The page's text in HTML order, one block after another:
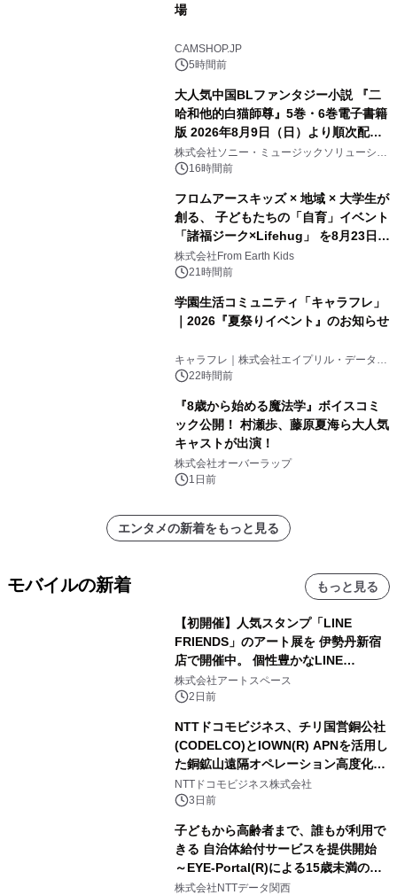
場
CAMSHOP.JP
5時間前
大人気中国BLファンタジー小説 『二
哈和他的白猫師尊』5巻・6巻電子書籍
版 2026年8月9日（日）より順次配信
開始
株式会社ソニー・ミュージックソリューショ
ンズ16時間前
フロムアースキッズ × 地域 × 大学生が
創る、 子どもたちの「自育」イベント
「諸福ジーク×Lifehug」 を8月23日
(日)開催
株式会社From Earth Kids
21時間前
学園生活コミュニティ「キャラフレ」
｜2026『夏祭りイベント』のお知らせ
キャラフレ｜株式会社エイプリル・データ・
デザインズ
22時間前
『8歳から始める魔法学』ボイスコミ
ック公開！ 村瀬歩、藤原夏海ら大人気
キャストが出演！
株式会社オーバーラップ
1日前
エンタメの新着をもっと見る
モバイルの新着 もっと見る
【初開催】人気スタンプ「LINE
FRIENDS」のアート展を 伊勢丹新宿
店で開催中。 個性豊かなLINE
FRIENDSの仲間たちが インテリアア
ートとして新たな魅力を発信。
株式会社アートスペース
2日前
NTTドコモビジネス、チリ国営銅公社
(CODELCO)とIOWN(R) APNを活用し
た銅鉱山遠隔オペレーション高度化に
向けた調査・実証を開始
NTTドコモビジネス株式会社
3日前
子どもから高齢者まで、誰もが利用で
きる 自治体給付サービスを提供開始
～EYE-Portal(R)による15歳未満の本
人認証と デジタルデバイド対策で実現
株式会社NTTデータ関西